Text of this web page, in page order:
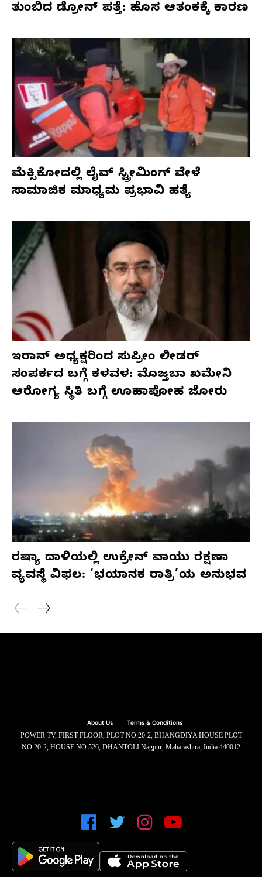
ತುಂಬಿದ ಡ್ರೋನ್ ಪತ್ತೆ: ಹೊಸ ಆತಂಕಕ್ಕೆ ಕಾರಣ
ಮೆಕ್ಸಿಕೋದಲ್ಲಿ ಲೈವ್ ಸ್ಟ್ರೀಮಿಂಗ್ ವೇಳೆ
ಸಾಮಾಜಿಕ ಮಾಧ್ಯಮ ಪ್ರಭಾವಿ ಹತ್ಯೆ
ಇರಾನ್ ಅಧ್ಯಕ್ಷರಿಂದ ಸುಪ್ರೀಂ ಲೀಡರ್
ಸಂಪರ್ಕದ ಬಗ್ಗೆ ಕಳವಳ: ಮೊಜ್ತಬಾ ಖಮೇನಿ
ಆರೋಗ್ಯ ಸ್ಥಿತಿ ಬಗ್ಗೆ ಊಹಾಪೋಹ ಜೋರು
ರಷ್ಯಾ ದಾಳಿಯಲ್ಲಿ ಉಕ್ರೇನ್ ವಾಯು ರಕ್ಷಣಾ
ವ್ಯವಸ್ಥೆ ವಿಫಲ: ‘ಭಯಾನಕ ರಾತ್ರಿ’ಯ ಅನುಭವ
About Us Terms & Conditions
POWER TV, FIRST FLOOR, PLOT NO.20-2, BHANGDIYA HOUSE PLOT
NO.20-2, HOUSE NO.526, DHANTOLI Nagpur, Maharashtra, India 440012